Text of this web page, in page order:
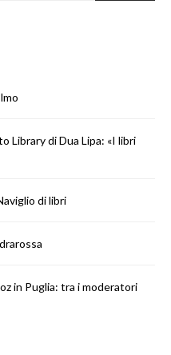
Library di Dua Lipa: «I libri
di libri
in Puglia: tra i moderatori